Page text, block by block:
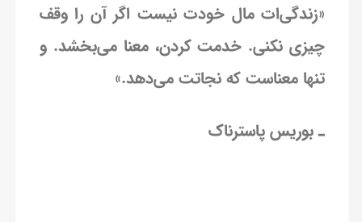
«زندگی‌ات مال خودت نیست اگر آن را وقف
چیزی نکنی. خدمت کردن، معنا می‌بخشد. و
تنها معناست که نجاتت می‌دهد.»
ـ بوریس پاسترناک